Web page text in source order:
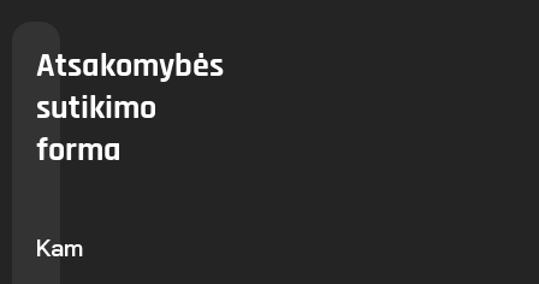
Atsakomybės
sutikimo
forma
Kam